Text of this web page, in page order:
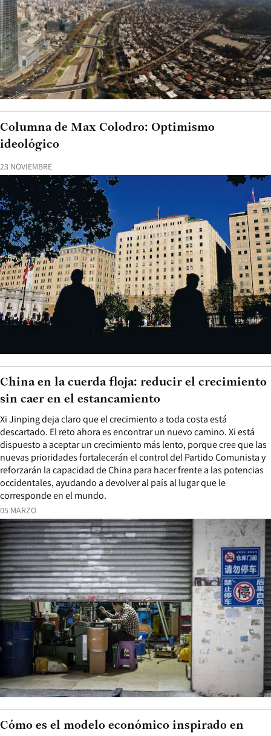
23 NOVIEMBRE
Columna de Max Colodro: Optimismo
ideológico
05 MARZO
Xi Jinping deja claro que el crecimiento a toda costa está
descartado. El reto ahora es encontrar un nuevo camino. Xi está
dispuesto a aceptar un crecimiento más lento, porque cree que las
nuevas prioridades fortalecerán el control del Partido Comunista y
reforzarán la capacidad de China para hacer frente a las potencias
occidentales, ayudando a devolver al país al lugar que le
corresponde en el mundo.
China en la cuerda floja: reducir el crecimiento
sin caer en el estancamiento
Cómo es el modelo económico inspirado en